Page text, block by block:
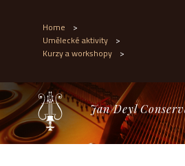
Home >
Umělecké aktivity >
Kurzy a workshopy >
Jan Deyl